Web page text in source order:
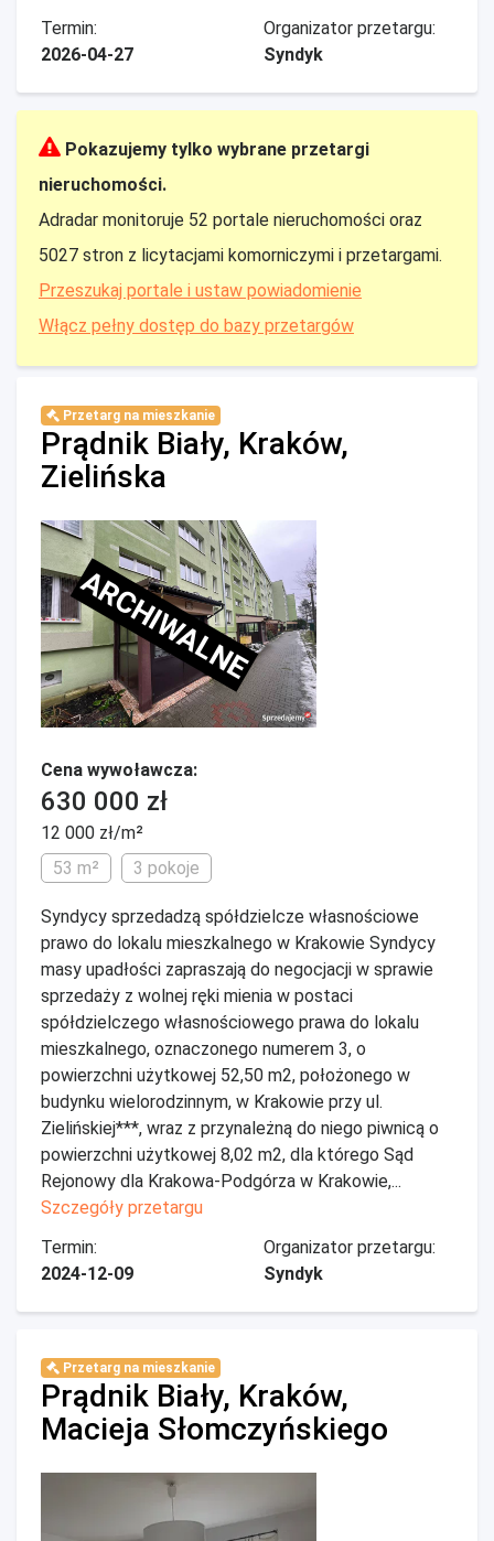
Termin:
2026-04-27
Organizator przetargu:
Syndyk
Pokazujemy tylko wybrane przetargi
nieruchomości.
Adradar monitoruje 52 portale nieruchomości oraz
5027 stron z licytacjami komorniczymi i przetargami.
Przeszukaj portale i ustaw powiadomienie
Włącz pełny dostęp do bazy przetargów
Przetarg na mieszkanie
Prądnik Biały, Kraków,
Zielińska
ARCHIWALNE
Cena wywoławcza:
630 000 zł
12 000 zł/m²
53 m²
3 pokoje
Syndycy sprzedadzą spółdzielcze własnościowe
prawo do lokalu mieszkalnego w Krakowie Syndycy
masy upadłości zapraszają do negocjacji w sprawie
sprzedaży z wolnej ręki mienia w postaci
spółdzielczego własnościowego prawa do lokalu
mieszkalnego, oznaczonego numerem 3, o
powierzchni użytkowej 52,50 m2, położonego w
budynku wielorodzinnym, w Krakowie przy ul.
Zielińskiej***, wraz z przynależną do niego piwnicą o
powierzchni użytkowej 8,02 m2, dla którego Sąd
Rejonowy dla Krakowa-Podgórza w Krakowie,...
Szczegóły przetargu
Termin:
2024-12-09
Organizator przetargu:
Syndyk
Przetarg na mieszkanie
Prądnik Biały, Kraków,
Macieja Słomczyńskiego